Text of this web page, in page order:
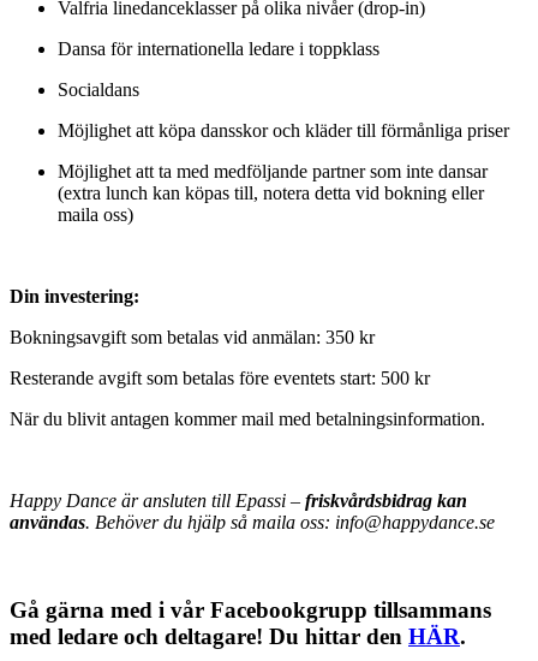
Valfria linedanceklasser på olika nivåer (drop-in)
Dansa för internationella ledare i toppklass
Socialdans
Möjlighet att köpa dansskor och kläder till förmånliga priser
Möjlighet att ta med medföljande partner som inte dansar
(extra lunch kan köpas till, notera detta vid bokning eller
maila oss)
Din investering:
Bokningsavgift som betalas vid anmälan: 350 kr
Resterande avgift som betalas före eventets start: 500 kr
När du blivit antagen kommer mail med betalningsinformation.
Happy Dance är ansluten till Epassi – friskvårdsbidrag kan
användas. Behöver du hjälp så maila oss: info@happydance.se
Gå gärna med i vår Facebookgrupp tillsammans
med ledare och deltagare! Du hittar den HÄR.